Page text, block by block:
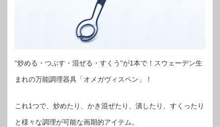
"炒める・つぶす・混ぜる・すくう"が1本で！スウェーデン生
まれの万能調理器具「オメガヴィスペン」！
これ1つで、炒めたり、かき混ぜたり、潰したり、すくったり
と様々な調理が可能な画期的アイテム。